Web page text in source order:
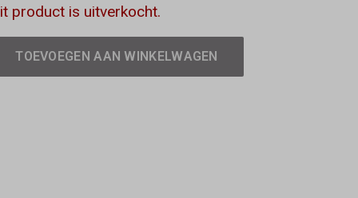
product is uitverkocht.
TOEVOEGEN AAN WINKELWAGEN